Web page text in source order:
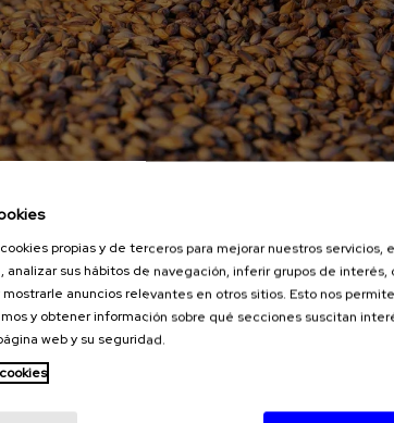
Proyectos y EPC en
Villaverde, Madrid
propias y de terceros para mejorar nuestros servicios,
analizar sus hábitos de navegación, inferir grupos de interés,
anuncios relevantes en otros sitios. Esto nos
y obtener información sobre qué secciones suscitan
web y su seguridad.